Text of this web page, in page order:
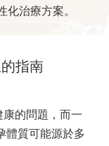
治療方案。
指南
的問題，而一
體質可能源於多